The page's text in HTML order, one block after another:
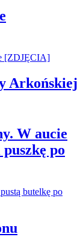
Arkońskiej
W aucie
po